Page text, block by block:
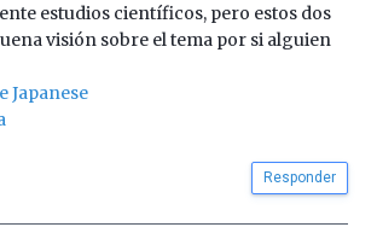
estudios científicos, pero estos dos
visión sobre el tema por si alguien
Japanese
Responder